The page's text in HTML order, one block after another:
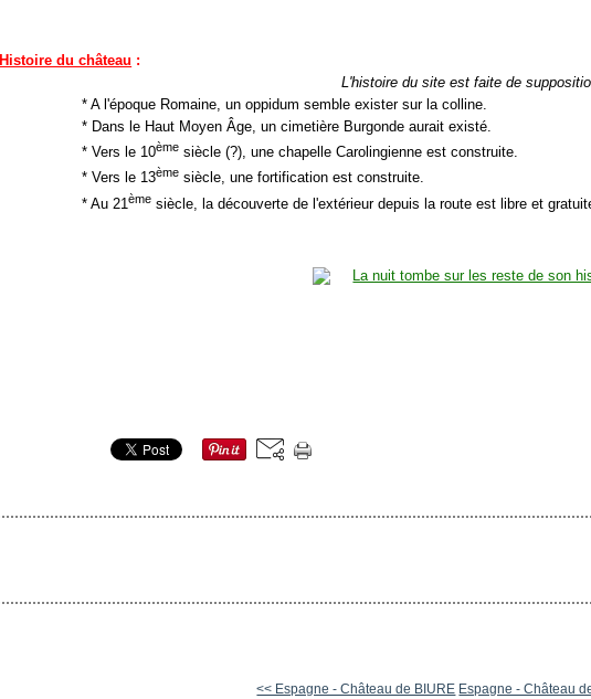
Histoire du château :
L'histoire du site est faite de
* A l'époque Romaine, un oppidum semble exister sur la colline.
* Dans le Haut Moyen Âge, un cimetière Burgonde aurait existé.
* Vers le 10ème siècle (?), une chapelle Carolingienne est construite.
* Vers le 13ème siècle, une fortification est construite.
* Au 21ème siècle, la découverte de l'extérieur depuis la route est libre et
<< Espagne - Château de BIURE Espagne - Château